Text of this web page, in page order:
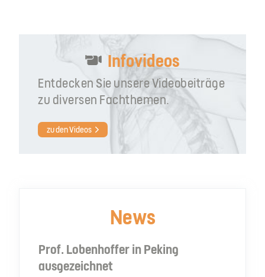
Infovideos
Entdecken Sie unsere Videobeiträge
zu diversen Fachthemen.
zu den Videos
News
Prof. Lobenhoffer in Peking
ausgezeichnet